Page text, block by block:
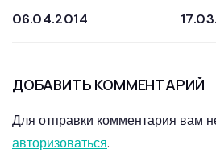
06.04.2014
ДОБАВИТЬ КОММЕНТАРИЙ
Для отправки комментария вам
авторизоваться.